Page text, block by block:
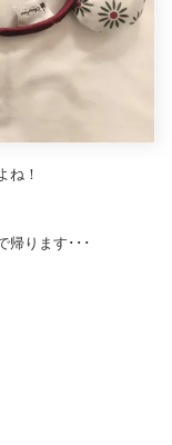
ね！
帰ります･･･